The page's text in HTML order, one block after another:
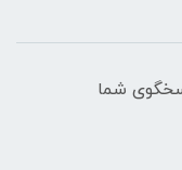
پاسخگوی شما